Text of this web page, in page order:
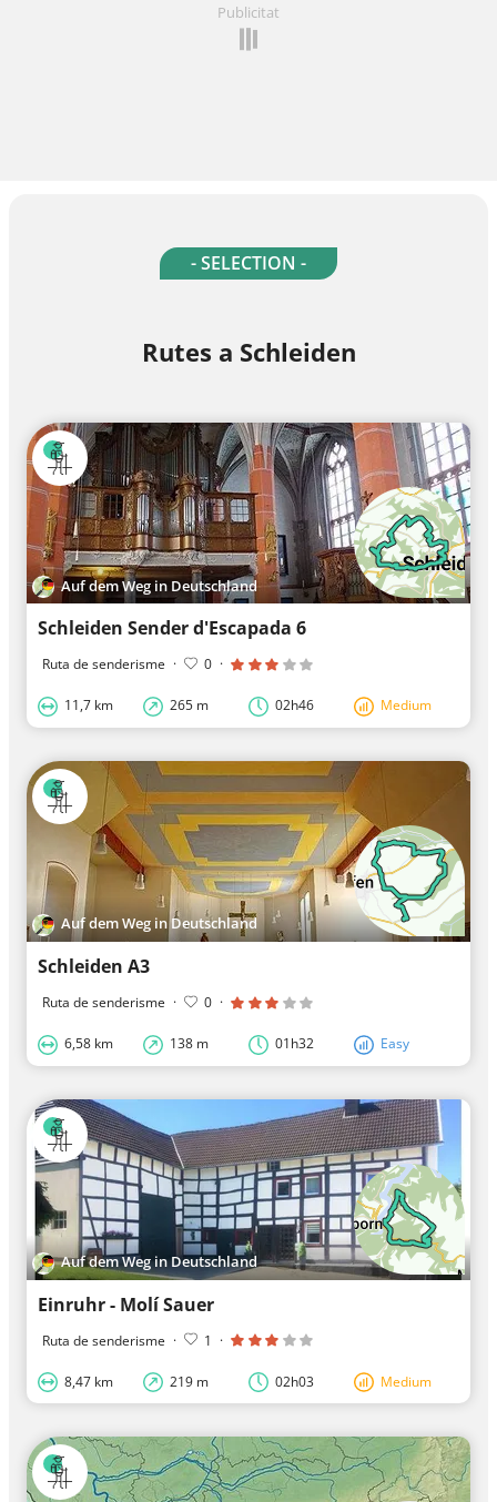
Publicitat
- SELECTION -
Rutes a Schleiden
Auf dem Weg in Deutschland
Schleiden Sender d'Escapada 6
Ruta de senderisme · 0 ·
11,7 km 265 m 02h46 Medium
Auf dem Weg in Deutschland
Schleiden A3
Ruta de senderisme · 0 ·
6,58 km 138 m 01h32 Easy
Auf dem Weg in Deutschland
Einruhr - Molí Sauer
Ruta de senderisme · 1 ·
8,47 km 219 m 02h03 Medium